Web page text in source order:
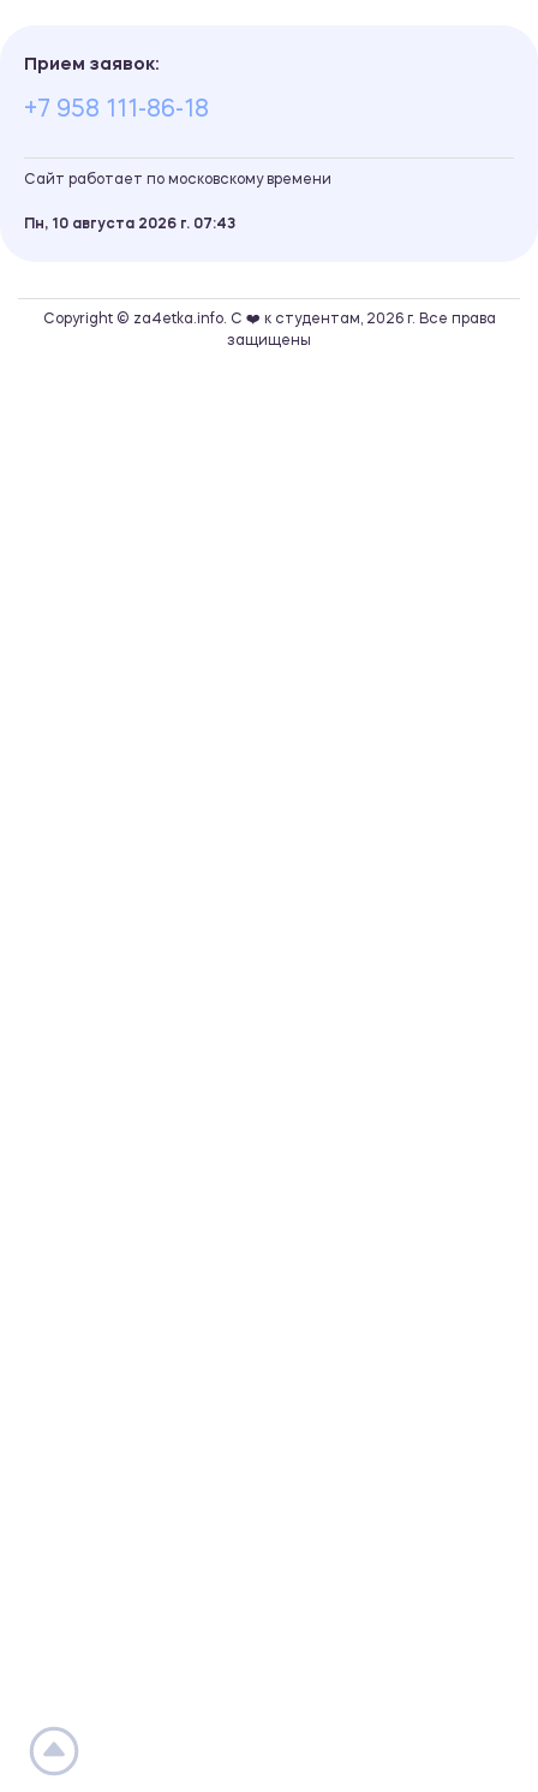
Прием заявок:
+7 958 111-86-18
Сайт работает по московскому времени
Пн, 10 августа 2026 г. 07 43
Copyright © za4etka.info. С ❤️ к студентам, 2026 г. Все права
защищены